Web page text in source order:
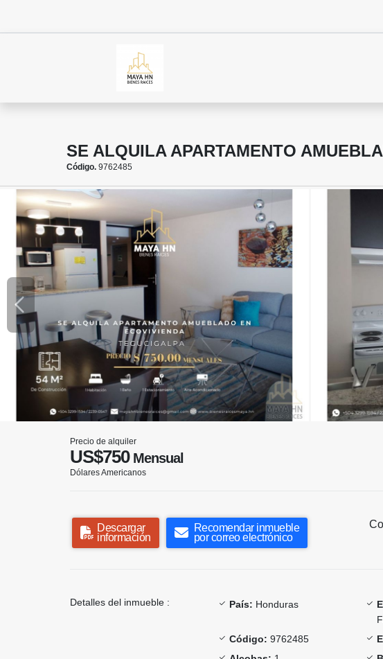
SE ALQUILA APARTAMENTO
Código. 9762485
Precio de alquiler
US$750Mensual
Dólares Americanos
Descargar
información
Recomendar inmueble
por correo electrónico
Detalles del inmueble : País: Honduras
Código: 9762485